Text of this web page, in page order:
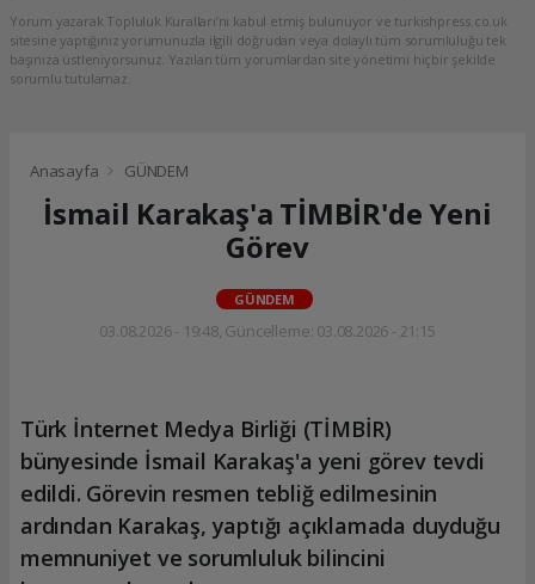
Yorum yazarak Topluluk Kuralları’nı kabul etmiş bulunuyor ve turkishpress.co.uk
sitesine yaptığınız yorumunuzla ilgili doğrudan veya dolaylı tüm sorumluluğu tek
başınıza üstleniyorsunuz. Yazılan tüm yorumlardan site yönetimi hiçbir şekilde
sorumlu tutulamaz.
Anasayfa GÜNDEM
İsmail Karakaş'a TİMBİR'de Yeni
Görev
GÜNDEM
03.08.2026 - 19:48, Güncelleme: 03.08.2026 - 21:15
Türk İnternet Medya Birliği (TİMBİR)
bünyesinde İsmail Karakaş'a yeni görev tevdi
edildi. Görevin resmen tebliğ edilmesinin
ardından Karakaş, yaptığı açıklamada duyduğu
memnuniyet ve sorumluluk bilincini